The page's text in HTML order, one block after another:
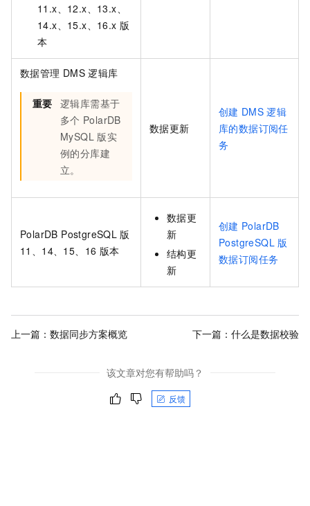
11.x、12.x、13.x、
14.x、15.x、16.x 版
本
数据管理 DMS 逻辑库
重要 逻辑库需基于
多个 PolarDB
MySQL 版实
例的分库建
立。
数据更新
创建 DMS 逻辑
库的数据订阅任
务
PolarDB PostgreSQL 版
11、14、15、16 版本
数据更
新
结构更
新
创建 PolarDB
PostgreSQL 版
数据订阅任务
上一篇： 数据同步方案概览 下一篇： 什么是数据校验
该文章对您有帮助吗？
反馈